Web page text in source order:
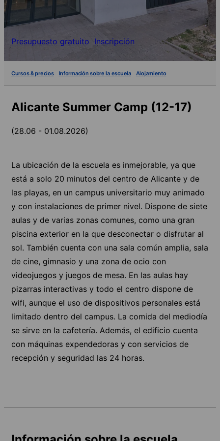
Presupuesto gratuito Inscripción
Cursos & precios Información sobre la escuela Alojamiento
Alicante Summer Camp (12-17)
(28.06 - 01.08.2026)
La ubicación de la escuela es inmejorable, ya que
está a solo 20 minutos del centro de Alicante y de
las playas, en un campus universitario muy animado
y con instalaciones de primer nivel. Dispone de siete
aulas y de varias zonas comunes, como una gran
piscina exterior en la que desconectar o disfrutar al
sol. También cuenta con una sala común amplia, sala
de cine, gimnasio y una zona de ocio con
videojuegos y juegos de mesa. En las aulas hay
pizarras interactivas y todo el centro dispone de
wifi, aunque el uso de dispositivos personales está
limitado dentro del campus. La comida del mediodía
se sirve en la cafetería. Además, el edificio cuenta
con máquinas expendedoras y con servicios de
recepción y seguridad las 24 horas.